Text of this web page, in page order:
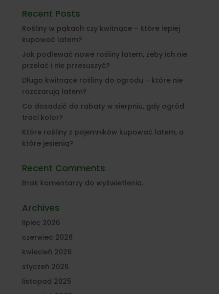
Recent Posts
Rośliny w pąkach czy kwitnące – które lepiej
kupować latem?
Jak podlewać nowe rośliny latem, żeby ich nie
przelać i nie przesuszyć?
Długo kwitnące rośliny do ogrodu – które nie
rozczarują latem?
Co dosadzić do rabaty w sierpniu, gdy ogród
traci kolor?
Które rośliny z pojemników kupować latem, a
które jesienią?
Recent Comments
Brak komentarzy do wyświetlenia.
Archives
lipiec 2026
czerwiec 2026
kwiecień 2026
styczeń 2026
listopad 2025